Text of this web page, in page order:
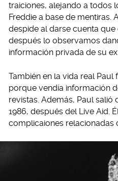
traiciones, alejando a todos
Freddie a base de mentiras.
despide al darse cuenta
después lo observamos
información privada de su
También en la vida real
porque vendía información
revistas. Además, Paul salió
1986, después del Live Aid.
complicaiones relacionadas